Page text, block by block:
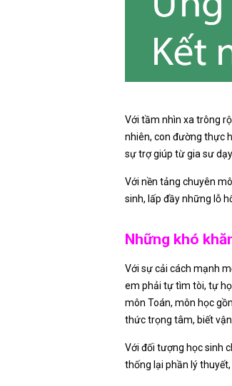
Với tầm nhìn xa trông
nhiên, con đường thực
sự trợ giúp từ gia sư
Với nền tảng chuyên
sinh, lấp đầy những lỗ
Những khó
Với sự cải cách mạnh
em phải tự tìm tòi, tự
môn Toán, môn học
thức trọng tâm, biết
Với đối tượng học sinh
thống lại phần lý